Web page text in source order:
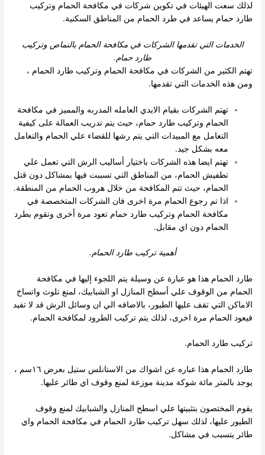
لذلك سعت الهيئات في تكوين شركات في مكافحة الحمام وتركيب
طارد حمام يساعد في طرد الحمام من المناطق السكنية.
الخدمات التي تقدمها الشركات في مكافحة الحمام بالنماص وتركيب
طارد حمام.
تهتم الكثير من الشركات في مكافحة الحمام وتركيب طارد الحمام ،
ومن هذه الخدمات التي تقدمها.
تهتم الشركات بقيام الايدي العامله المدربه والمميز في مكافحة
الحمام وتركيب طارد حمام، حيث يتم تدريب العمالة على كيفية
التعامل مع المبيدات التي يتم رشها للقضاء علي الحمام والتعامل
معه بشكل جيد.
تهتم ايضا هذه الشركات باختيار أساليب الرش التي تعمل علي
تطفيش الحمام، من المناطق التي تسببت فيها بمشاكل دون قتل
الحمام، حيث تتم المكافحة من خلال هروب الحمام من المنطقة.
اذا تم رجوع الحمام مرة اخرى فان الشركات المتخصصة في
مكافحة الحمام وتركيب طارد حمام تعود مرة أخرى وتقوم بطرد
الحمام دون اي مقابل.
أهمية تركيب طارد الحمام.
طارد الحمام هذا هو عبارة عن وسيلة يتم اللجوء إليها في مكافحة
الحمام من الوقوف علي أسطح المنازل او الشبابيك، لمنع تلوث واتساخ
الاماكن التي تقف عليها الطيور، بالاضافه الي ان وسائل الرش قد لا تفيد
فيعود الحمام مرة اخرى، لذلك يتم تركيب الطرود لمكافحة الحمام.
تركيب طارد الحمام.
طارد الحمام هذا عباره عن اشواك من الاستانلس ستيل بعرض ١٦سم ،
يوجد بالمتر مائة شوكة مدينة موزعة لمنع وقوف اي طائر عليها.
يقوم المختصون بتثبيتها علي اسطح المنازل والشبابيك لمنع وقوف
الطيور عليها، لذلك سهل تركيب طارد الحمام في مكافحة الحمام واي
طائر يتسبب في مشاكل.